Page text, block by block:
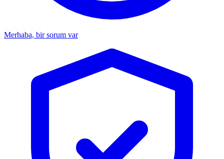
Merhaba, bir sorum var